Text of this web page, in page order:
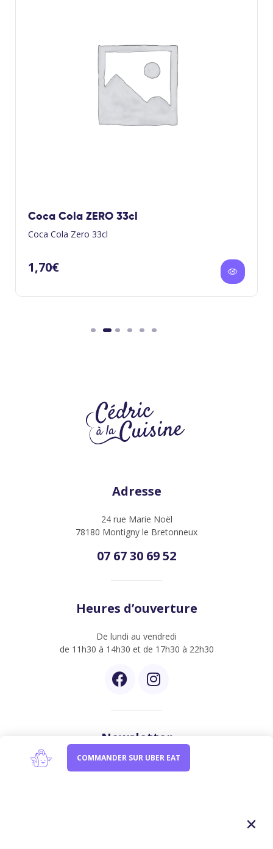
Coca Cola ZERO 33cl
Coca Cola Zero 33cl
1,70€
Adresse
24 rue Marie Noël
78180 Montigny le Bretonneux
07 67 30 69 52
Heures d’ouverture
De lundi au vendredi
de 11h30 à 14h30 et de 17h30 à 22h30
Newsletter
Inscrivez-vous à notre newsletter et être informer de
COMMANDER SUR UBER EAT